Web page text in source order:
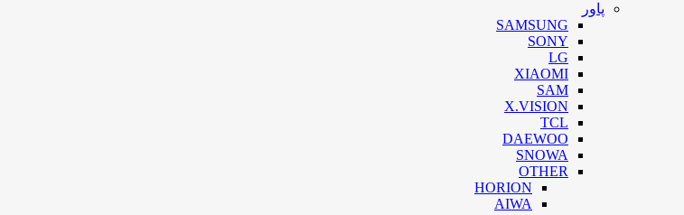
پاور
SAMSUNG
SONY
LG
XIAOMI
SAM
X.VISION
TCL
DAEWOO
SNOWA
OTHER
HORION
AIWA